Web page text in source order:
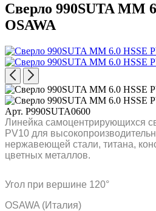
Сверло 990SUTA MM
OSAWA
Арт. P990SUTA0600
Линейка самоцентрирующихся
PV10 для
нержавеющей стали, титана,
цветных металлов.
Угол при вершине 120°
OSAWA (Италия)